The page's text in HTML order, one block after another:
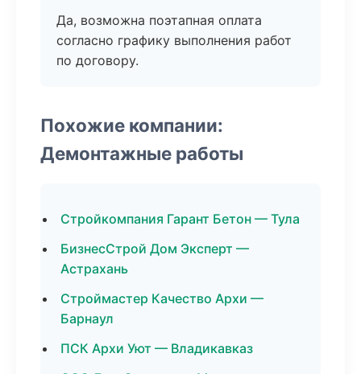
Да, возможна поэтапная оплата
согласно графику выполнения работ
по договору.
Похожие компании:
Демонтажные работы
Стройкомпания Гарант Бетон — Тула
БизнесСтрой Дом Эксперт —
Астрахань
Строймастер Качество Архи —
Барнаул
ПСК Архи Уют — Владикавказ